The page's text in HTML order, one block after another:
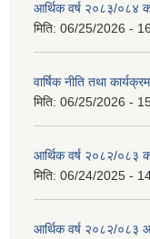
आर्थिक वर्ष २०८३/०८४
मिति: 06/25/2026 -
वार्षिक नीति तथा
मिति: 06/25/2026 -
आर्थिक वर्ष २०८२/०८३
मिति: 06/24/2025 -
आर्थिक वर्ष २०८२/०८३